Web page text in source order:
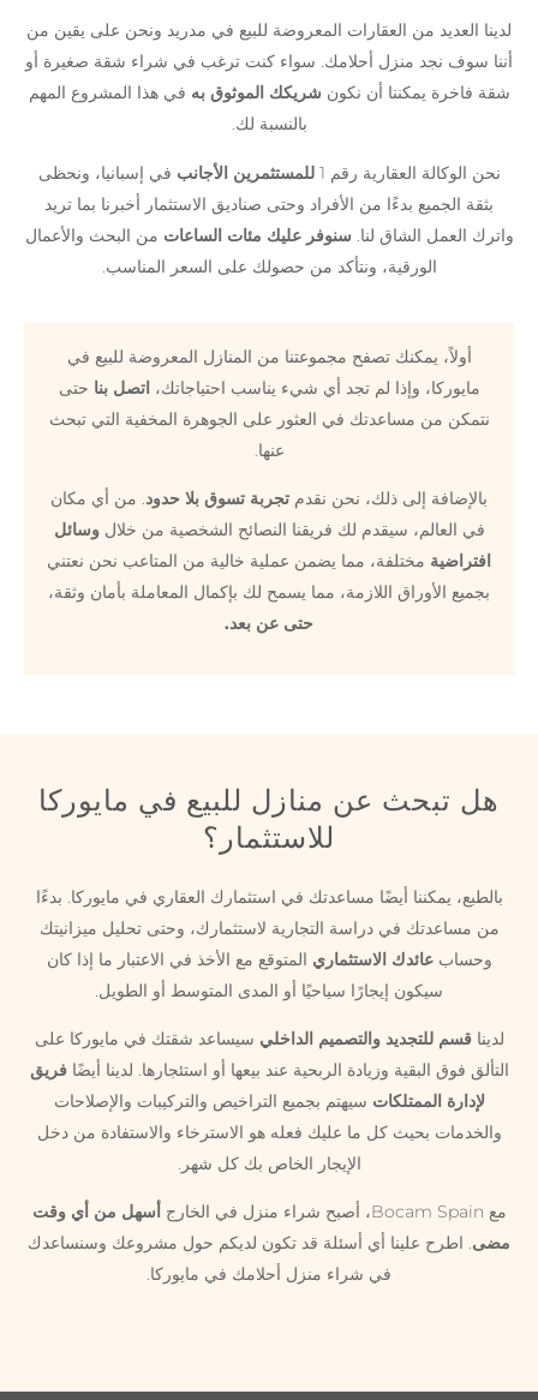
لدينا العديد من العقارات المعروضة للبيع في مدريد ونحن على يقين من
أننا سوف نجد منزل أحلامك. سواء كنت ترغب في شراء شقة صغيرة أو
شقة فاخرة يمكننا أن نكون شريكك الموثوق به في هذا المشروع المهم
بالنسبة لك.
نحن الوكالة العقارية رقم 1 للمستثمرين الأجانب في إسبانيا، ونحظى
بثقة الجميع بدءًا من الأفراد وحتى صناديق الاستثمار أخبرنا بما تريد
واترك العمل الشاق لنا. سنوفر عليك مئات الساعات من البحث والأعمال
الورقية، ونتأكد من حصولك على السعر المناسب.
أولاً، يمكنك تصفح مجموعتنا من المنازل المعروضة للبيع في
مايوركا، وإذا لم تجد أي شيء يناسب احتياجاتك، اتصل بنا حتى
نتمكن من مساعدتك في العثور على الجوهرة المخفية التي تبحث
عنها.
بالإضافة إلى ذلك، نحن نقدم تجربة تسوق بلا حدود. من أي مكان
في العالم، سيقدم لك فريقنا النصائح الشخصية من خلالوسائل
افتراضية مختلفة، مما يضمن عملية خالية من المتاعب نحن نعتني
بجميع الأوراق اللازمة، مما يسمح لك بإكمال المعاملة بأمان وثقة،
حتى عن بعد.
هل تبحث عن منازل للبيع في مايوركا
للاستثمار؟
بالطبع، يمكننا أيضًا مساعدتك في استثمارك العقاري في مايوركا. بدءًا
من مساعدتك في دراسة التجارية لاستثمارك، وحتى تحليل ميزانيتك
وحسابعائدك الاستثماري المتوقع مع الأخذ في الاعتبار ما إذا كان
سيكون إيجارًا سياحيًا أو المدى المتوسط ​​أو الطويل.
لديناقسم للتجديد والتصميم الداخلي سيساعد شقتك في مايوركا على
التألق فوق البقية وزيادة الربحية عند بيعها أو استئجارها. لدينا أيضًافريق
لإدارة الممتلكات سيهتم بجميع التراخيص والتركيبات والإصلاحات
والخدمات بحيث كل ما عليك فعله هو الاسترخاء والاستفادة من دخل
الإيجار الخاص بك كل شهر.
مع Bocam Spain، أصبح شراء منزل في الخارج
أسهل من أي وقت
مضى. اطرح علينا أي أسئلة قد تكون لديكم حول مشروعك وسنساعدك
في شراء منزل أحلامك في مايوركا.